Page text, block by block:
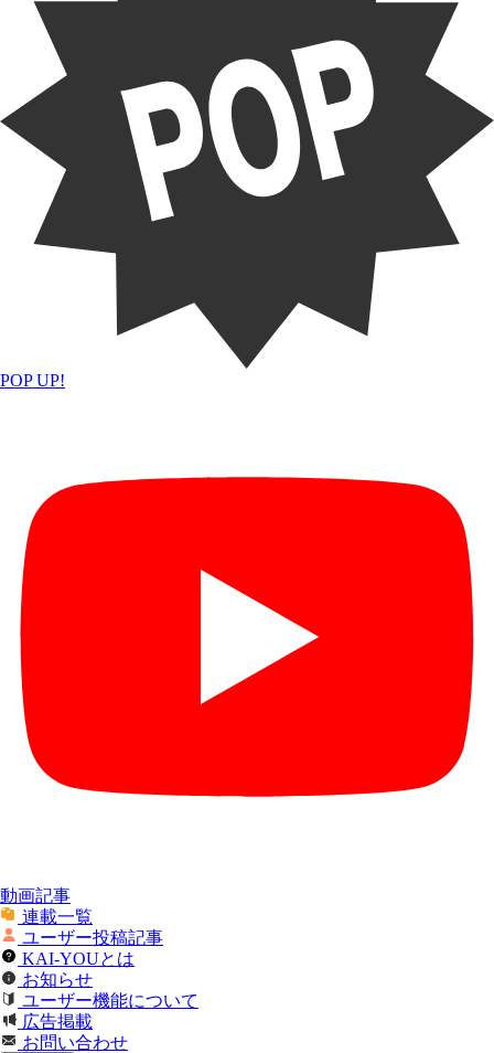
POP UP!
動画記事
連載一覧
ユーザー投稿記事
KAI-YOUとは
お知らせ
ユーザー機能について
広告掲載
お問い合わせ